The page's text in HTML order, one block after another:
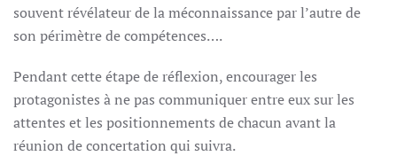
souvent révélateur de la méconnaissance par l’autre de
son périmètre de compétences….
Pendant cette étape de réflexion, encourager les
protagonistes à ne pas communiquer entre eux sur les
attentes et les positionnements de chacun avant la
réunion de concertation qui suivra.